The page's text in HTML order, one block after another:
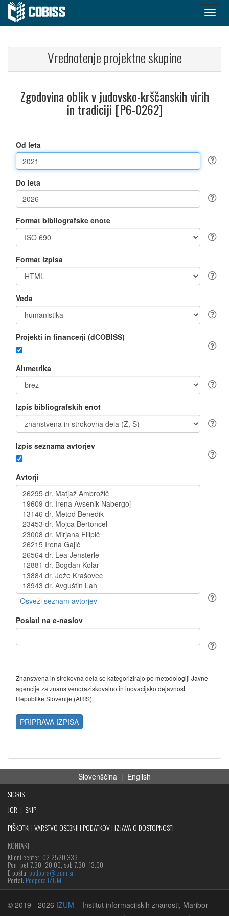
Vrednotenje projektne skupine
Zgodovina oblik v judovsko-krščanskih virih
in tradiciji [P6-0262]
Od leta
Do leta
Format bibliografske enote
Format izpisa
Veda
Projekti in financerji (dCOBISS)
Altmetrika
Izpis bibliografskih enot
Izpis seznama avtorjev
Avtorji
Poslati na e-naslov
Znanstvena in strokovna dela se kategorizirajo po metodologiji Javne
agencije za znanstvenoraziskovalno in inovacijsko dejavnost
Republike Slovenije (ARIS).
PRIPRAVA IZPISA
Slovenščina | English
SICRIS
JCR | SNIP
PIŠKOTKI |VARSTVO OSEBNIH PODATKOV| IZJAVA O DOSTOPNOSTI
KONTAKT
Klicni center: 02 2520 333
Pon‒pet 7.30–20.00, sob 7.30–13.00
E-pošta: podpora@izum.si
Portal: Podpora IZUM
© 2019 - 2026 IZUM – Institut informacijskih znanosti, Maribor